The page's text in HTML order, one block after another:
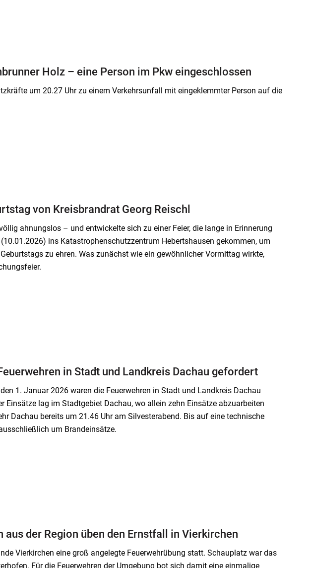
Holz – eine Person im Pkw eingeschlossen
um 20.27 Uhr zu einem Verkehrsunfall mit eingeklemmter Person auf die
von Kreisbrandrat Georg Reischl
ahnungslos – und entwickelte sich zu einer Feier, die lange in Erinnerung
ins Katastrophenschutzzentrum Hebertshausen gekommen, um
zu ehren. Was zunächst wie ein gewöhnlicher Vormittag wirkte,
in Stadt und Landkreis Dachau gefordert
1. Januar 2026 waren die Feuerwehren in Stadt und Landkreis Dachau
Einsätze lag im Stadtgebiet Dachau, wo allein zehn Einsätze abzuarbeiten
Dachau bereits um 21.46 Uhr am Silvesterabend. Bis auf eine technische
um Brandeinsätze.
aus der Region üben den Ernstfall in Vierkirchen
Vierkirchen eine groß angelegte Feuerwehrübung statt. Schauplatz war das
Für die Feuerwehren der Umgebung bot sich damit eine einmalige